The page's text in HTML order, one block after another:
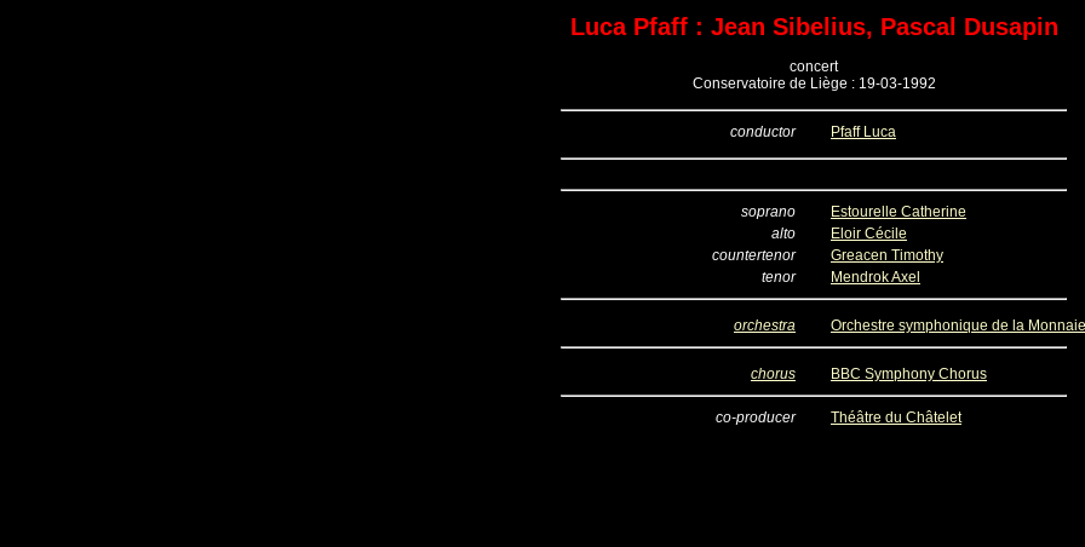
Luca Pfaff : Jean Sibelius, Pascal Dusapin
concert
Conservatoire de Liège : 19-03-1992
conductor Pfaff Luca
soprano
Estourelle Catherine
alto
Eloir Cécile
countertenor
Greacen Timothy
tenor
Mendrok Axel
orchestra Orchestre symphonique de la Monnaie
chorus BBC Symphony Chorus
co-producer Théâtre du Châtelet